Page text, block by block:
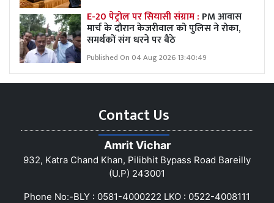
E-20 पेट्रोल पर सियासी संग्राम : PM आवास
मार्च के दौरान केजरीवाल को पुलिस ने रोका,
समर्थकों संग धरने पर बैठे
Published On 04 Aug 2026 13:40:49
Contact Us
Amrit Vichar
932, Katra Chand Khan, Pilibhit Bypass Road Bareilly
(U.P) 243001
Phone No:-BLY : 0581-4000222 LKO : 0522-4008111